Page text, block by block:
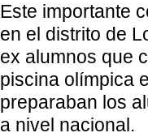
Este importante
en el distrito de
ex alumnos que
piscina olímpica
preparaban los
a nivel nacional.